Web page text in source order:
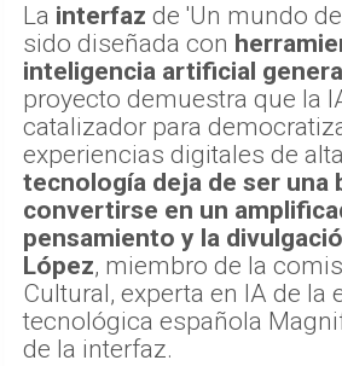
La interfaz de 'Un mundo
sido diseñada con
inteligencia artificial
proyecto demuestra que la
catalizador para
experiencias digitales de
tecnología deja de ser una
convertirse en un
pensamiento y la
López, miembro de la
Cultural, experta en IA de la
tecnológica española
de la interfaz.